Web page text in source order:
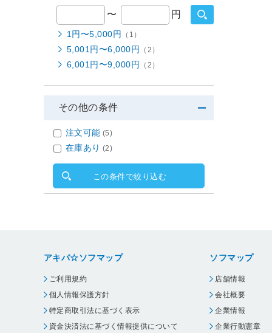
〜 円
1円〜5,000円 （1）
5,001円〜6,000円 （2）
6,001円〜9,000円 （2）
その他の条件
注文可能 (5)
在庫あり (2)
この条件で絞り込む
アキバ☆ソフマップ
ご利用規約
個人情報保護方針
特定商取引法に基づく表示
資金決済法に基づく情報提供について
ソフマップ
店舗情報
会社概要
企業情報
企業行動憲章